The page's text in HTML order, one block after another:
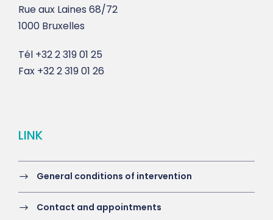
Rue aux Laines 68/72
1000 Bruxelles
Tél +32 2 319 01 25
Fax +32 2 319 01 26
LINK
General conditions of intervention
Contact and appointments